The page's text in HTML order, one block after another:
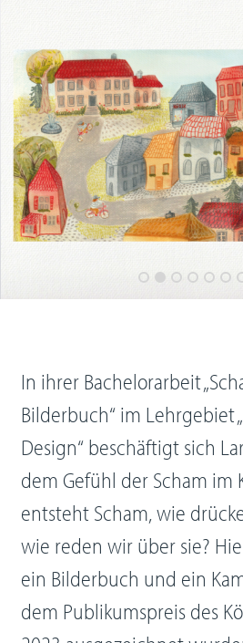
In ihrer Bachelorarbeit
Bilderbuch“ im Lehrgebiet
Design“ beschäftigt sich
dem Gefühl der Scham im
entsteht Scham, wie
wie reden wir über sie?
ein Bilderbuch und ein
dem Publikumspreis des